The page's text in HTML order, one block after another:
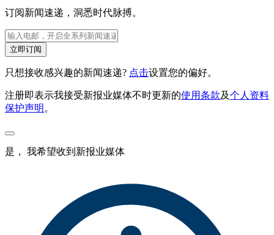
订阅新闻速递，洞悉时代脉搏。
立即订阅
只想接收感兴趣的新闻速递? 点击设置您的偏好。
注册即表示我接受新报业媒体不时更新的使用条款及个人资料
保护声明 。
是， 我希望收到新报业媒体